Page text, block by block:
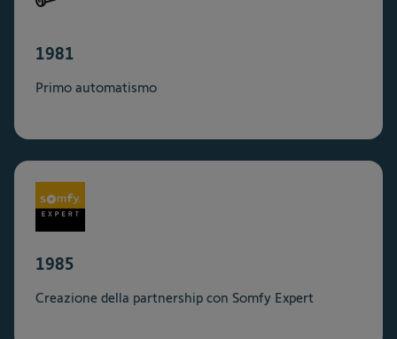
1981
Primo automatismo
1985
Creazione della partnership con Somfy Expert